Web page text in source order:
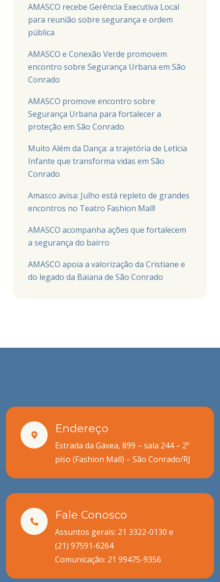
AMASCO recebe Gerência Executiva Local
para reunião sobre segurança e ordem
pública
AMASCO e Conexão Verde promovem
encontro sobre Segurança Urbana em São
Conrado
AMASCO promove encontro sobre
Segurança Urbana para fortalecer a
proteção em São Conrado
Muito Além da Dança: a trajetória de Letícia
Infante que transforma vidas em São
Conrado
Amasco avisa: Julho está repleto de grandes
encontros no Teatro Fashion Mall!
AMASCO acompanha ações que fortalecem
a segurança do bairro
AMASCO apoia a valorização da Cristiane e
do legado da Baiana de São Conrado
Endereço
Estrada da Gávea, 899 – sala 244 – 2º
piso (Fashion Mall) – São Conrado/RJ
Fale Conosco
Assuntos gerais: 21 3322-0130 e
(21) 97591-6264
Comunicação: 21 99475-9356